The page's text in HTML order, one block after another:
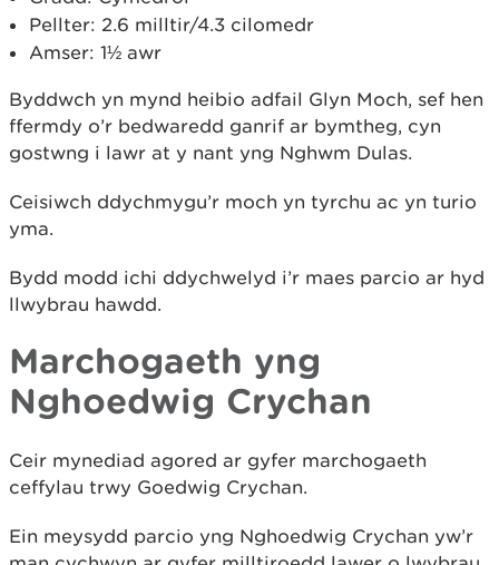
Pellter: 2.6 milltir/4.3 cilomedr
Amser: 1½ awr
Byddwch yn mynd heibio adfail Glyn Moch, sef hen
ffermdy o’r bedwaredd ganrif ar bymtheg, cyn
gostwng i lawr at y nant yng Nghwm Dulas.
Ceisiwch ddychmygu’r moch yn tyrchu ac yn turio
yma.
Bydd modd ichi ddychwelyd i’r maes parcio ar hyd
llwybrau hawdd.
Marchogaeth yng
Nghoedwig Crychan
Ceir mynediad agored ar gyfer marchogaeth
ceffylau trwy Goedwig Crychan.
Ein meysydd parcio yng Nghoedwig Crychan yw’r